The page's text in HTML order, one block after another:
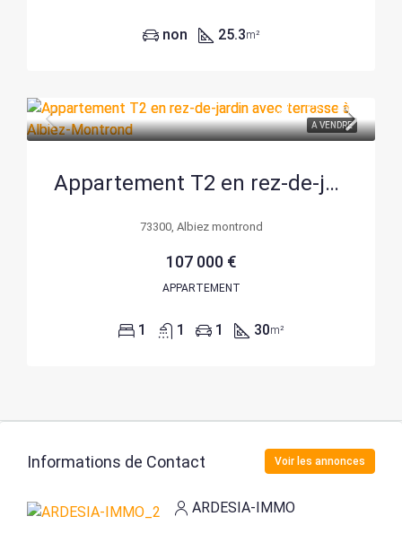
non 25.3m²
A VENDRE
Appartement T2 en rez-de-jardin avec terrasse à Albiez-Montrond
73300, Albiez montrond
107 000 €
APPARTEMENT
1 1 1 30m²
Informations de Contact Voir les annonces
ARDESIA-IMMO